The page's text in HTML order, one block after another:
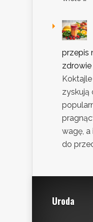
przepis
zdrowie
zyskują
wagę,
do
Uroda